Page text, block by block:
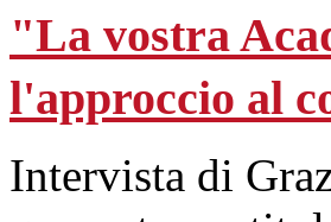
"La vostra
l'approccio al
Intervista di